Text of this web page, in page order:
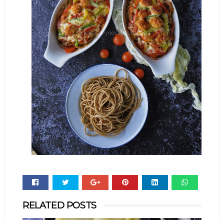
RELATED POSTS